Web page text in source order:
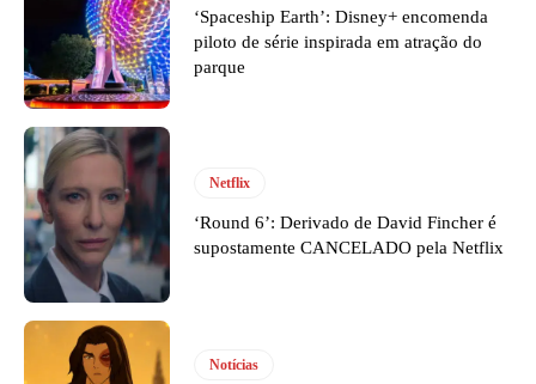
‘Spaceship Earth’: Disney+ encomenda
piloto de série inspirada em atração do
parque
Netflix
‘Round 6’: Derivado de David Fincher é
supostamente CANCELADO pela Netflix
Notícias